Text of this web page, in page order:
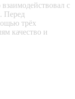
с
Перед
трёх
качество и